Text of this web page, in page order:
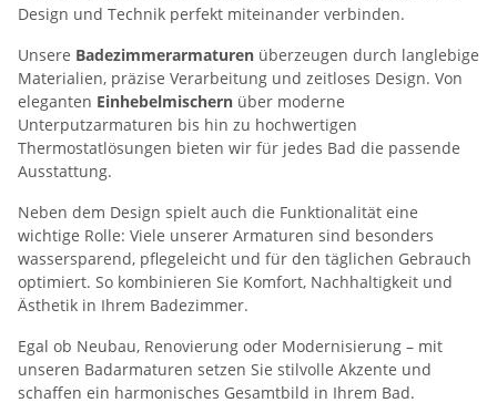
Design und Technik perfekt miteinander verbinden.
Unsere Badezimmerarmaturen überzeugen durch langlebige
Materialien, präzise Verarbeitung und zeitloses Design. Von
eleganten Einhebelmischern über moderne
Unterputzarmaturen bis hin zu hochwertigen
Thermostatlösungen bieten wir für jedes Bad die passende
Ausstattung.
Neben dem Design spielt auch die Funktionalität eine
wichtige Rolle: Viele unserer Armaturen sind besonders
wassersparend, pflegeleicht und für den täglichen Gebrauch
optimiert. So kombinieren Sie Komfort, Nachhaltigkeit und
Ästhetik in Ihrem Badezimmer.
Egal ob Neubau, Renovierung oder Modernisierung – mit
unseren Badarmaturen setzen Sie stilvolle Akzente und
schaffen ein harmonisches Gesamtbild in Ihrem Bad.